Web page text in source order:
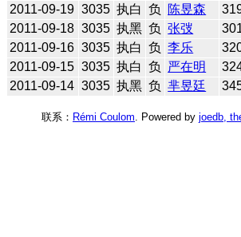
2011-09-19 3035 执白 负 陈昱森
2011-09-18 3035 执黑 负 张弢
2011-09-16 3035 执白 负 李乐
2011-09-15 3035 执白 负 严在明
2011-09-14 3035 执黑 负 芈昱廷
联系： Rémi Coulom . Powered by joedb,